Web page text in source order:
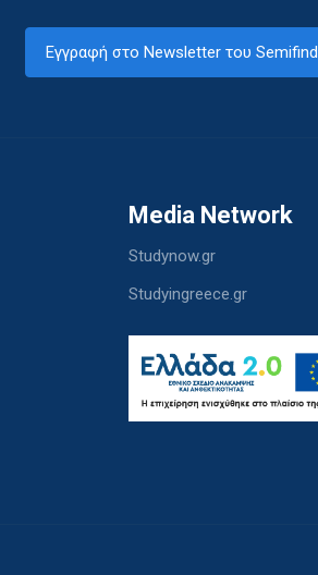
Εγγραφή στο Newsletter του Semifind
Media Network
Studynow.gr
Studyingreece.gr